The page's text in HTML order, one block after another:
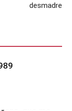
desmadre